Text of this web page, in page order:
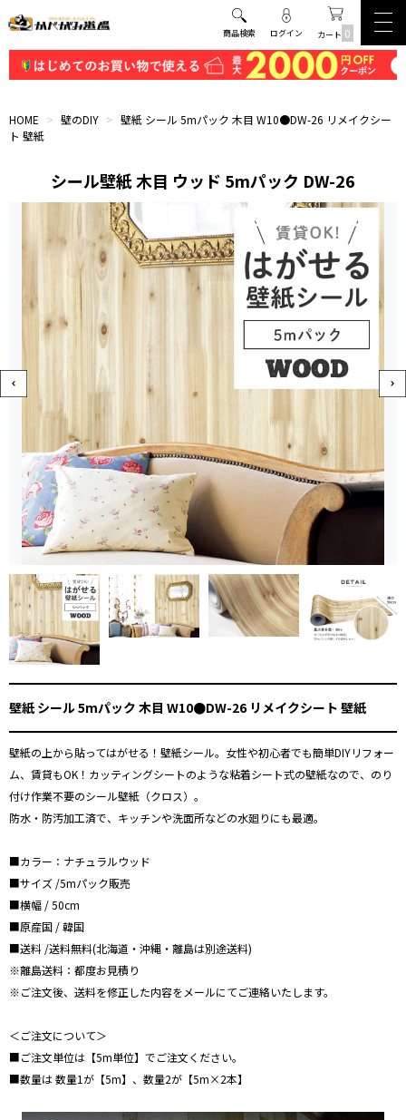
商品検索 ログイン カート 0
HOME > 壁のDIY > 壁紙 シール 5mパック 木目 W10●DW-26 リメイクシー
ト 壁紙
シール壁紙 木目 ウッド 5mパック DW-26
壁紙 シール 5mパック 木目 W10●DW-26 リメイクシート 壁紙
壁紙の上から貼ってはがせる！壁紙シール。女性や初心者でも簡単DIYリフォー
ム、賃貸もOK！カッティングシートのような粘着シート式の壁紙なので、のり
付け作業不要のシール壁紙（クロス）。
防水・防汚加工済で、キッチンや洗面所などの水廻りにも最適。
■カラー：ナチュラルウッド
■サイズ /5mパック販売
■横幅 / 50cm
■原産国 / 韓国
■送料 /送料無料(北海道・沖縄・離島は別途送料)
※離島送料：都度お見積り
※ご注文後、送料を修正した内容をメールにてご連絡いたします。
＜ご注文について＞
■ご注文単位は【5m単位】でご注文ください。
■数量は 数量1が【5m】、数量2が【5m×2本】